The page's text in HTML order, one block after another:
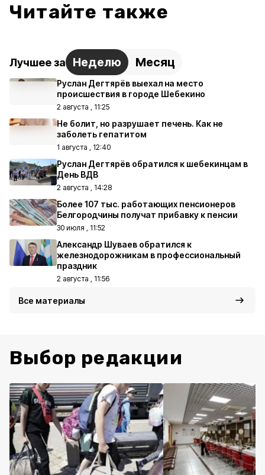
Читайте также
Лучшее за Неделю Месяц
Руслан Дегтярёв выехал на место
происшествия в городе Шебекино
2 августа , 11:25
Не болит, но разрушает печень. Как не
заболеть гепатитом
1 августа , 12:40
Руслан Дегтярёв обратился к шебекинцам в
День ВДВ
2 августа , 14:28
Более 107 тыс. работающих пенсионеров
Белгородчины получат прибавку к пенсии
30 июля , 11:52
Александр Шуваев обратился к
железнодорожникам в профессиональный
праздник
2 августа , 11:56
Все материалы
Выбор редакции